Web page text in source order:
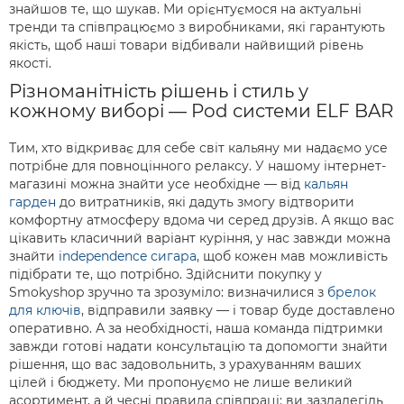
знайшов те, що шукав. Ми орієнтуємося на актуальні
тренди та співпрацюємо з виробниками, які гарантують
якість, щоб наші товари відбивали найвищий рівень
якості.
Різноманітність рішень і стиль у
кожному виборі — Pod системи ELF BAR
Тим, хто відкриває для себе світ кальяну ми надаємо усе
потрібне для повноцінного релаксу. У нашому інтернет-
магазині можна знайти усе необхідне — від кальян
гарден до витратників, які дадуть змогу відтворити
комфортну атмосферу вдома чи серед друзів. А якщо вас
цікавить класичний варіант куріння, у нас завжди можна
знайти independence сигара, щоб кожен мав можливість
підібрати те, що потрібно. Здійснити покупку у
Smokyshop зручно та зрозуміло: визначилися з брелок
для ключів, відправили заявку — і товар буде доставлено
оперативно. А за необхідності, наша команда підтримки
завжди готові надати консультацію та допомогти знайти
рішення, що вас задовольнить, з урахуванням ваших
цілей і бюджету. Ми пропонуємо не лише великий
асортимент, а й чесні правила співпраці: ви заздалегідь